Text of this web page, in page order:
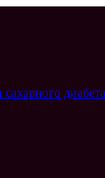
диабета